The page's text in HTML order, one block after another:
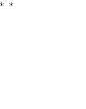
＊